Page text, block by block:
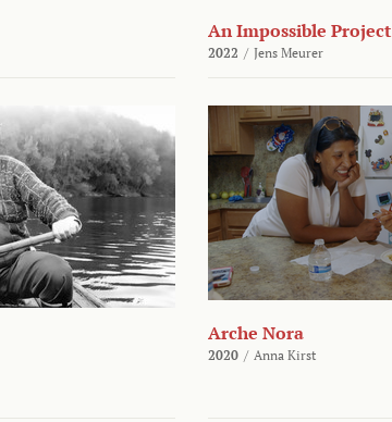
An Impossible Project
2022 / Jens Meurer
Arche Nora
2020 / Anna Kirst